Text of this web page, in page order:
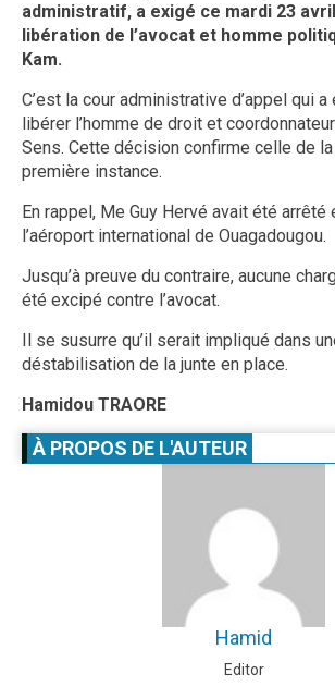
administratif, a exigé ce mardi 23
libération de l’avocat et homme
Kam.
C’est la cour administrative d’appel qui a
libérer l’homme de droit et
Sens. Cette décision confirme celle de la
première instance.
En rappel, Me Guy Hervé avait été arrêté
l’aéroport international de Ouagadougou.
Jusqu’à preuve du contraire, aucune
été excipé contre l’avocat.
Il se susurre qu’il serait impliqué dans
déstabilisation de la junte en place.
Hamidou TRAORE
À PROPOS DE L'AUTEUR
Hamid
Editor